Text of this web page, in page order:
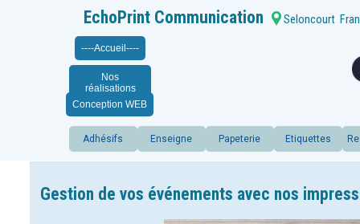
EchoPrint Communication Seloncourt
Conception WEB
Adhésifs Enseigne Papeterie Etiquettes
----Accueil----
Nos
réalisations
Gestion de vos événements avec nos